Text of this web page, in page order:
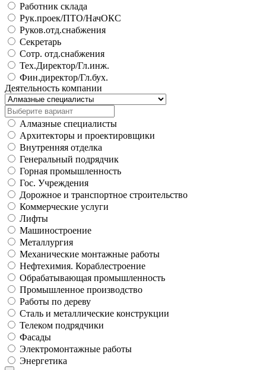
Работник склада
Рук.проек/ПТО/НачОКС
Руков.отд.снабжения
Секретарь
Сотр. отд.снабжения
Тех.Директор/Гл.инж.
Фин.директор/Гл.бух.
Деятельность компании
Алмазные специалисты
Архитекторы и проектировщики
Внутренняя отделка
Генеральный подрядчик
Горная промышленность
Гос. Учреждения
Дорожное и транспортное строительство
Коммерческие услуги
Лифты
Машиностроение
Металлургия
Механические монтажные работы
Нефтехимия. Кораблестроение
Обрабатывающая промышленность
Промышленное производство
Работы по дереву
Сталь и металлические конструкции
Телеком подрядчики
Фасады
Электромонтажные работы
Энергетика